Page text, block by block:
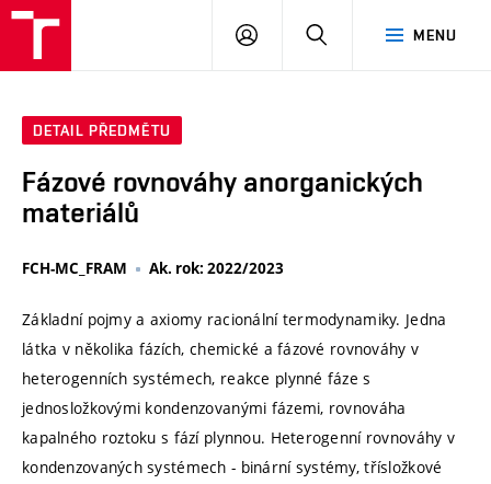
MENU
PŘIHLÁSIT
DETAIL PŘEDMĚTU
Fázové rovnováhy anorganických
materiálů
FCH-MC_FRAM Ak. rok: 2022/2023
Základní pojmy a axiomy racionální termodynamiky. Jedna
látka v několika fázích, chemické a fázové rovnováhy v
heterogenních systémech, reakce plynné fáze s
jednosložkovými kondenzovanými fázemi, rovnováha
kapalného roztoku s fází plynnou. Heterogenní rovnováhy v
kondenzovaných systémech - binární systémy, třísložkové